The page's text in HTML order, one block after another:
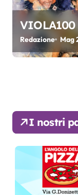
VIOLA100
Redazione Mag
I nostri